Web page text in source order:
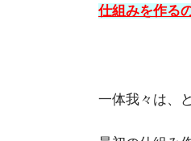
仕組みを作る
一体我々は、